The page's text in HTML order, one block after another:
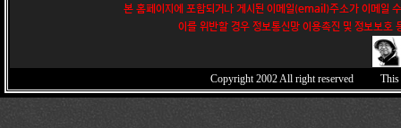
본 홈페이지에 포함되거나 게시된 이메일(email)주소가 이메일
이를 위반할 경우 정보통신망 이용촉진 및 정보보호
Copyright 2002All right reserved This